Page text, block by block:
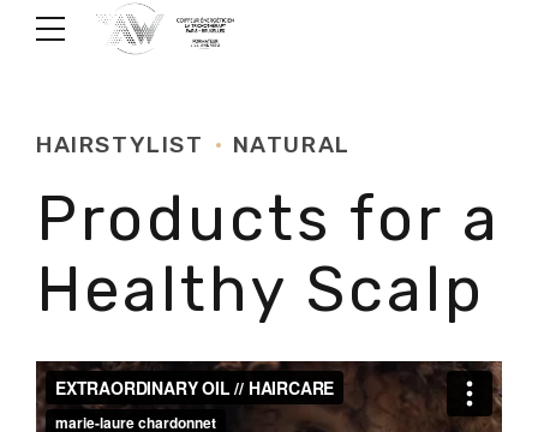
HAIRSTYLIST NATURAL
Products for a
Healthy Scalp